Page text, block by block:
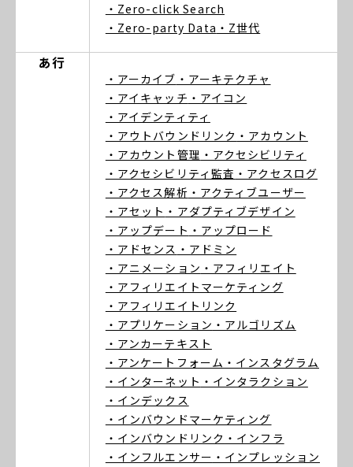
・Zero-click Search
・Zero-party Data ・Z世代
あ行
・アーカイブ ・アーキテクチャ
・アイキャッチ ・アイコン
・アイデンティティ
・アウトバウンドリンク ・アカウント
・アカウント管理 ・アクセシビリティ
・アクセシビリティ監査 ・アクセスログ
・アクセス解析 ・アクティブユーザー
・アセット ・アダプティブデザイン
・アップデート ・アップロード
・アドセンス ・アドミン
・アニメーション ・アフィリエイト
・アフィリエイトマーケティング
・アフィリエイトリンク
・アプリケーション ・アルゴリズム
・アンカーテキスト
・アンケートフォーム ・インスタグラム
・インターネット ・インタラクション
・インデックス
・インバウンドマーケティング
・インバウンドリンク ・インフラ
・インフルエンサー ・インプレッション